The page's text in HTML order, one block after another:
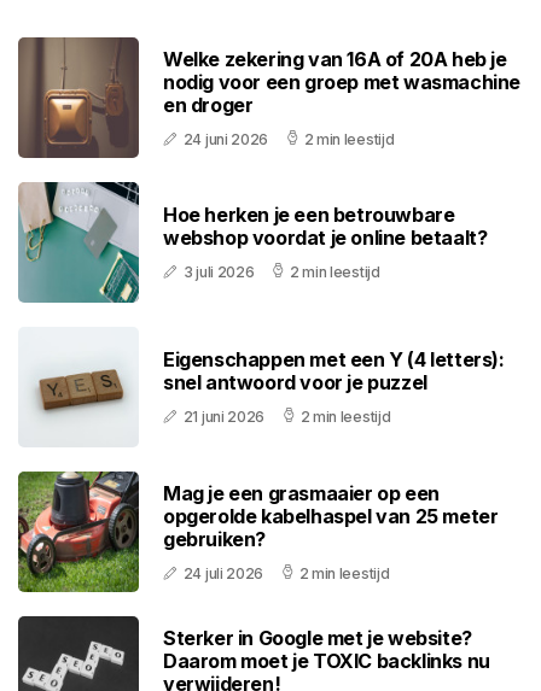
Welke zekering van 16A of 20A heb je
nodig voor een groep met wasmachine
en droger
24 juni 2026 2 min leestijd
Hoe herken je een betrouwbare
webshop voordat je online betaalt?
3 juli 2026 2 min leestijd
Eigenschappen met een Y (4 letters):
snel antwoord voor je puzzel
21 juni 2026 2 min leestijd
Mag je een grasmaaier op een
opgerolde kabelhaspel van 25 meter
gebruiken?
24 juli 2026 2 min leestijd
Sterker in Google met je website?
Daarom moet je TOXIC backlinks nu
verwijderen!